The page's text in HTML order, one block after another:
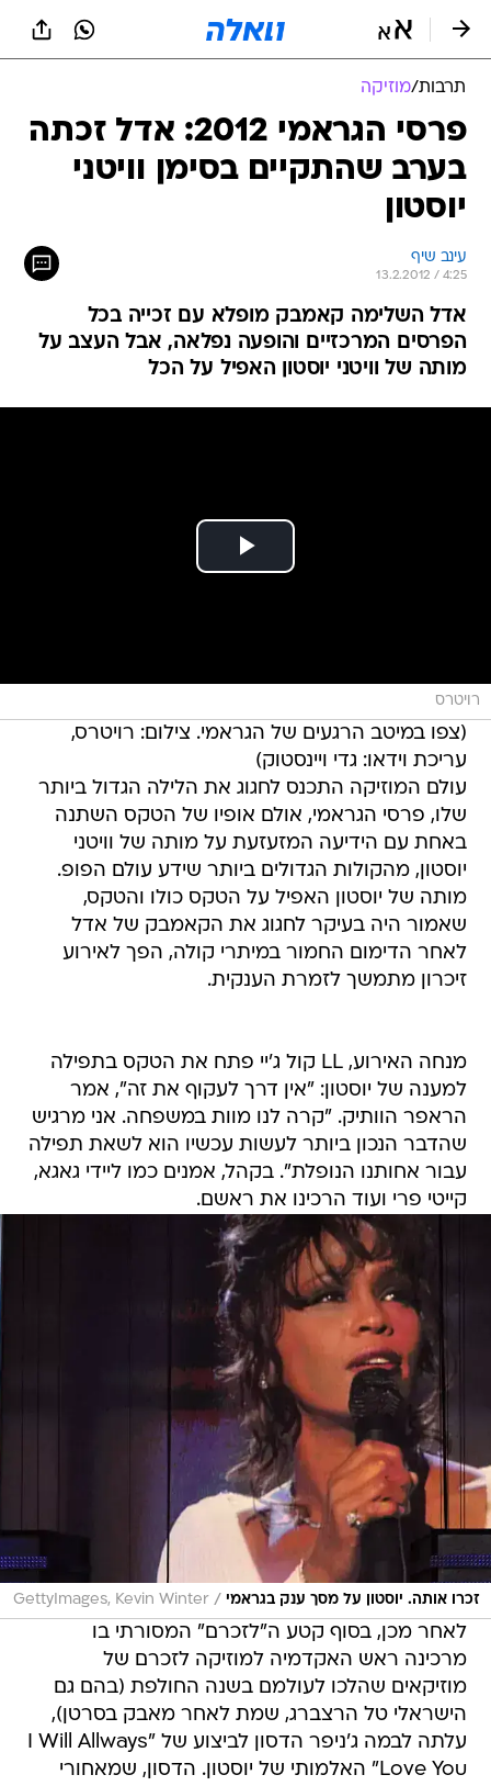
תרבות/מוזיקה
פרסי הגראמי 2012: אדל זכתה
בערב שהתקיים בסימן וויטני
יוסטון
עינב שיף
13.2.2012 / 4:25
אדל השלימה קאמבק מופלא עם זכייה בכל
הפרסים המרכזיים והופעה נפלאה, אבל העצב על
מותה של וויטני יוסטון האפיל על הכל
רויטרס
(צפו במיטב הרגעים של הגראמי. צילום: רויטרס,
עריכת וידאו: גדי ויינסטוק)
עולם המוזיקה התכנס לחגוג את הלילה הגדול ביותר
שלו, פרסי הגראמי, אולם אופיו של הטקס השתנה
באחת עם הידיעה המזעזעת על מותה של וויטני
יוסטון, מהקולות הגדולים ביותר שידע עולם הפופ.
מותה של יוסטון האפיל על הטקס כולו והטקס,
שאמור היה בעיקר לחגוג את הקאמבק של אדל
לאחר הדימום החמור במיתרי קולה, הפך לאירוע
זיכרון מתמשך לזמרת הענקית.
מנחה האירוע, LL קול ג'יי פתח את הטקס בתפילה
למענה של יוסטון: "אין דרך לעקוף את זה", אמר
הראפר הוותיק. "קרה לנו מוות במשפחה. אני מרגיש
שהדבר הנכון ביותר לעשות עכשיו הוא לשאת תפילה
עבור אחותנו הנופלת". בקהל, אמנים כמו ליידי גאגא,
קייטי פרי ועוד הרכינו את ראשם.
זכרו אותה. יוסטון על מסך ענק בגראמי /
GettyImages, Kevin Winter
לאחר מכן, בסוף קטע ה"לזכרם" המסורתי בו
מרכינה ראש האקדמיה למוזיקה לזכרם של
מוזיקאים שהלכו לעולמם בשנה החולפת (בהם גם
הישראלי טל הרצברג, שמת לאחר מאבק בסרטן),
עלתה לבמה ג'ניפר הדסון לביצוע של "I Will Allways
Love You" האלמותי של יוסטון. הדסון, שמאחורי